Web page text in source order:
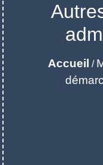
Accueil /